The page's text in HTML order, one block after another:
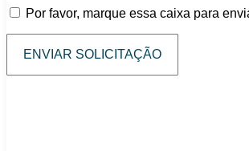
Por favor, marque essa caixa para
ENVIAR SOLICITAÇÃO